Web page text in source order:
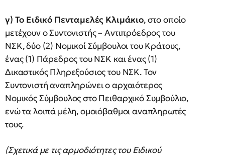
γ) Το Ειδικό Πενταμελές Κλιμάκιο, στο οποίο
μετέχουν ο Συντονιστής – Αντιπρόεδρος του
ΝΣΚ, δύο (2) Νομικοί Σύμβουλοι του Κράτους,
ένας (1) Πάρεδρος του ΝΣΚ και ένας (1)
Δικαστικός Πληρεξούσιος του ΝΣΚ. Τον
Συντονιστή αναπληρώνει ο αρχαιότερος
Νομικός Σύμβουλος στο Πειθαρχικό Συμβούλιο,
ενώ τα λοιπά μέλη, ομοιόβαθμοι αναπληρωτές
τους.
(Σχετικά με τις αρμοδιότητες του Ειδικού